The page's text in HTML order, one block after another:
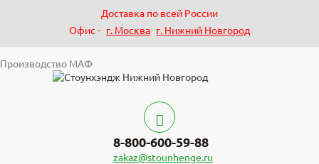
Доставка по всей России
Офис - г. Москва г. Нижний Новгород
Производство МАФ
8-800-600-59-88
zakaz@stounhenge.ru